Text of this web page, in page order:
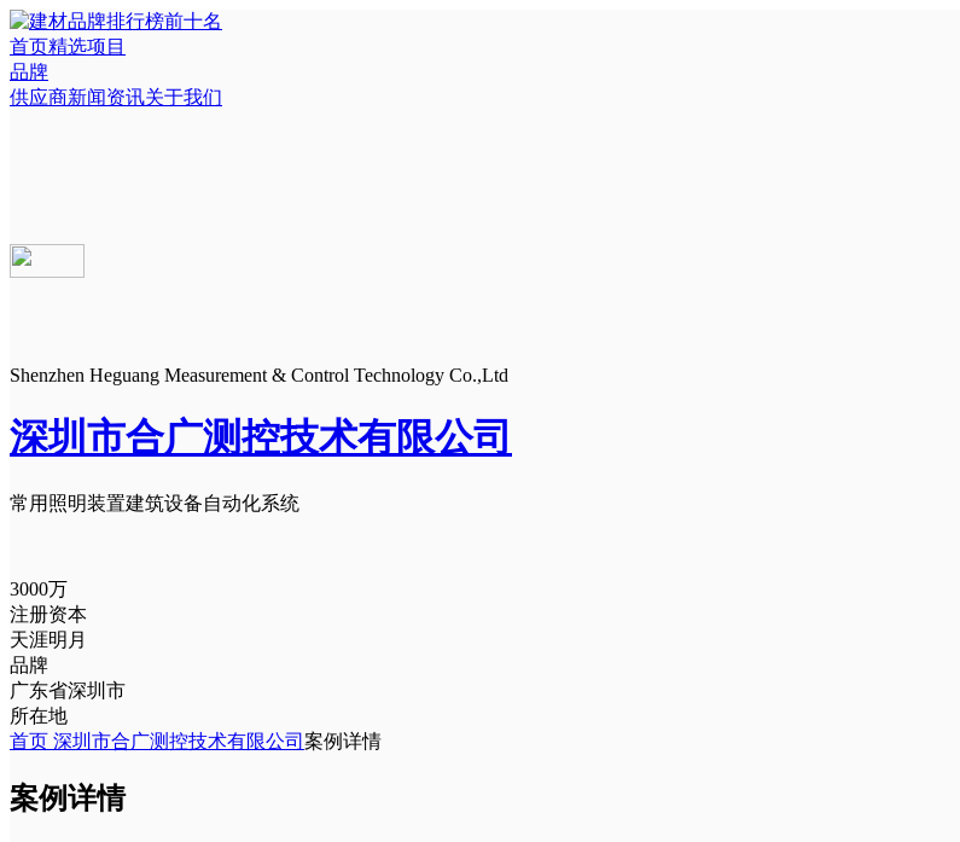
首页精选项目
品牌
供应商新闻资讯关于我们
Shenzhen Heguang Measurement & Control Technology Co.,Ltd
深圳市合广测控技术有限公司
常用照明装置建筑设备自动化系统
3000万
注册资本
天涯明月
品牌
广东省深圳市
所在地
首页 深圳市合广测控技术有限公司 案例详情
案例详情